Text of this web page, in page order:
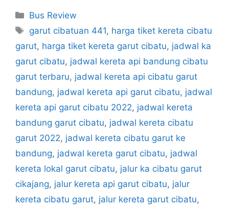
Categories
Bus Review
Tags
garut cibatuan 441, harga tiket kereta cibatu
garut, harga tiket kereta garut cibatu, jadwal ka
garut cibatu, jadwal kereta api bandung cibatu
garut terbaru, jadwal kereta api cibatu garut
bandung, jadwal kereta api garut cibatu, jadwal
kereta api garut cibatu 2022, jadwal kereta
bandung garut cibatu, jadwal kereta cibatu
garut 2022, jadwal kereta cibatu garut ke
bandung, jadwal kereta garut cibatu, jadwal
kereta lokal garut cibatu, jalur ka cibatu garut
cikajang, jalur kereta api garut cibatu, jalur
kereta cibatu garut, jalur kereta garut cibatu,